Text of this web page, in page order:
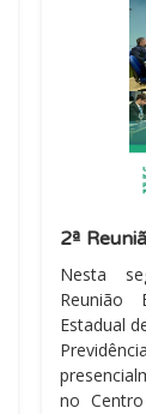
Nesta
Reunião
Estadual
no Centro de